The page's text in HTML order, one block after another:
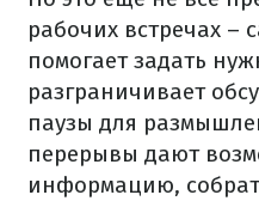
рабочих встречах –
помогает задать
разграничивает
паузы для
перерывы дают
информацию,